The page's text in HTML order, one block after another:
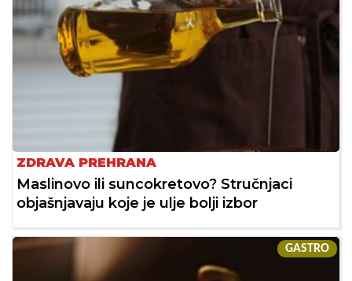
ZDRAVA PREHRANA
Maslinovo ili suncokretovo? Stručnjaci
objašnjavaju koje je ulje bolji izbor
GASTRO